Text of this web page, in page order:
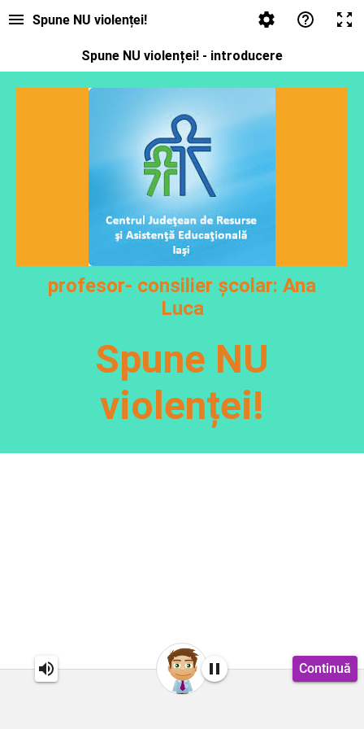
Continuă
Spune NU violenței!
Spune NU violenței! - introducere
profesor- consilier școlar: Ana
Luca
Spune NU
violenței!